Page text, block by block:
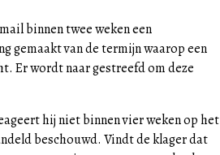
binnen twee weken een
gemaakt van de termijn waarop een
Er wordt naar gestreefd om deze
hij niet binnen vier weken op het
beschouwd. Vindt de klager dat